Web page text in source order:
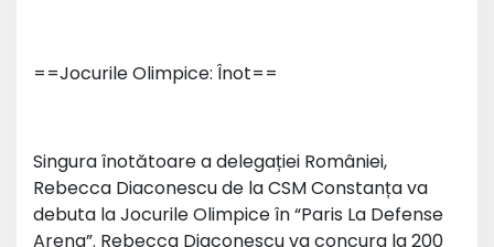
==Jocurile Olimpice: Înot==
Singura înotătoare a delegației României,
Rebecca Diaconescu de la CSM Constanța va
debuta la Jocurile Olimpice în “Paris La Defense
Arena”. Rebecca Diaconescu va concura la 200